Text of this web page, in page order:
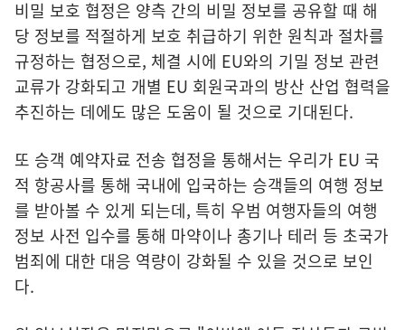
비밀 보호 협정은 양측 간의 비밀 정보를 공유할 때 해
당 정보를 적절하게 보호 취급하기 위한 원칙과 절차를
규정하는 협정으로, 체결 시에 EU와의 기밀 정보 관련
교류가 강화되고 개별 EU 회원국과의 방산 산업 협력을
추진하는 데에도 많은 도움이 될 것으로 기대된다.
또 승객 예약자료 전송 협정을 통해서는 우리가 EU 국
적 항공사를 통해 국내에 입국하는 승객들의 여행 정보
를 받아볼 수 있게 되는데, 특히 우범 여행자들의 여행
정보 사전 입수를 통해 마약이나 총기나 테러 등 초국가
범죄에 대한 대응 역량이 강화될 수 있을 것으로 보인
다.